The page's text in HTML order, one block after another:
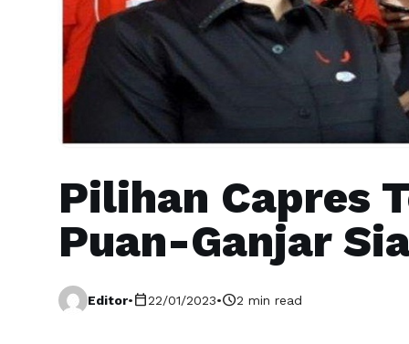
Pilihan Capres
Puan-Ganjar
Editor•calendar_today22/01/2023•schedule2 min read